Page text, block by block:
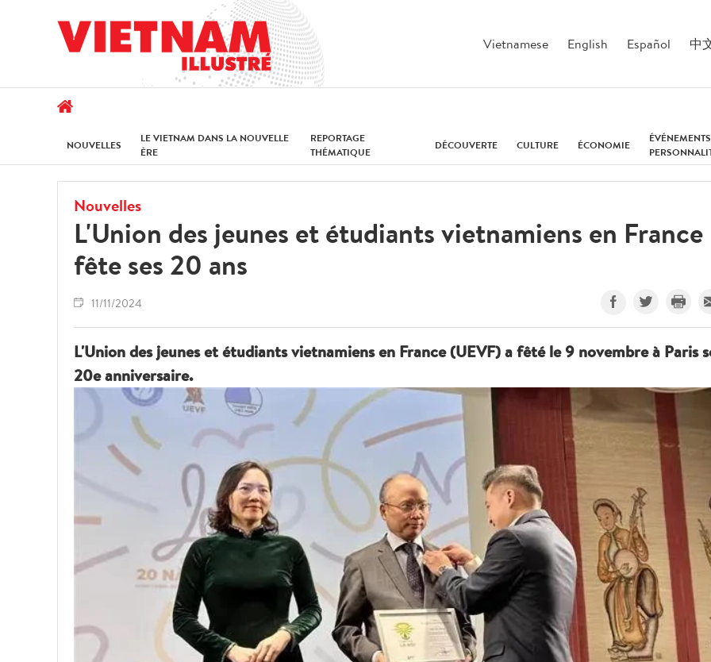
Vietnamese English Español 中
NOUVELLES
LE VIETNAM DANS LA NOUVELLE
ÈRE
REPORTAGE
THÉMATIQUE
DÉCOUVERTE CULTURE ÉCONOMIE
Nouvelles
L'Union des jeunes et étudiants vietnamiens en France
fête ses 20 ans
11/11/2024
L'Union des jeunes et étudiants vietnamiens en France (UEVF) a fêté le 9 novembre à Paris
20e anniversaire.